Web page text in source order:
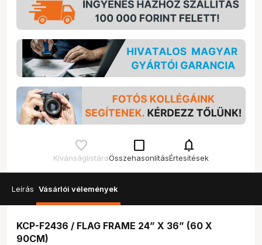
Kívánságlistára
check_box_outline_blank
Összehasonlítás
notifications
Értesítések
Leírás Vásárlói vélemények
KCP-F2436 / FLAG FRAME 24” X 36” (60 X
90CM)